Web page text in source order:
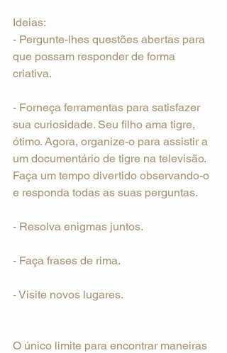
Ideias:
- Pergunte-lhes questões abertas para
que possam responder de forma
criativa.
- Forneça ferramentas para satisfazer
sua curiosidade. Seu filho ama tigre,
ótimo. Agora, organize-o para assistir a
um documentário de tigre na televisão.
Faça um tempo divertido observando-o
e responda todas as suas perguntas.
- Resolva enigmas juntos.
- Faça frases de rima.
- Visite novos lugares.
O único limite para encontrar maneiras